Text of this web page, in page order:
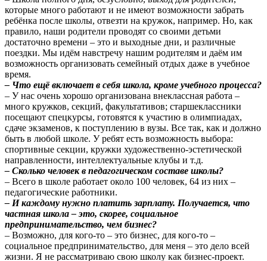
которые много работают и не имеют возможности забрать
ребёнка после школы, отвезти на кружок, например. Но, как
правило, наши родители проводят со своими детьми
достаточно времени – это и выходные дни, и различные
поездки. Мы идём навстречу нашим родителям и даём им
возможность организовать семейный отдых даже в учебное
время.
– Что ещё включает в себя школа, кроме учебного процесса?
– У нас очень хорошо организована внеклассная работа –
много кружков, секций, факультативов; старшеклассники
посещают спецкурсы, готовятся к участию в олимпиадах,
сдаче экзаменов, к поступлению в вузы. Все так, как и должно
быть в любой школе. У ребят есть возможность выбора:
спортивные секции, кружки художественно-эстетической
направленности, интеллектуальные клубы и т.д.
– Сколько человек в педагогическом составе школы?
– Всего в школе работает около 100 человек, 64 из них –
педагогические работники.
– И каждому нужно платить зарплату. Получается, что
частная школа – это, скорее, социальное
предпринимательство, чем бизнес?
– Возможно, для кого-то – это бизнес, для кого-то –
социальное предпринимательство, для меня – это дело всей
жизни. Я не рассматриваю свою школу как бизнес-проект.